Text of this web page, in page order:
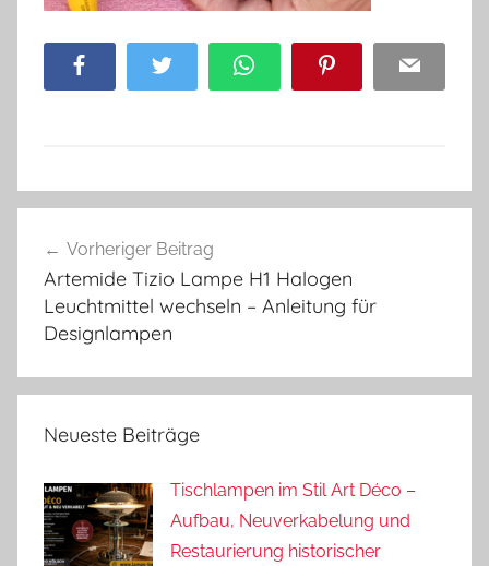
Facebook Twitter WhatsApp Pinterest Email
Vorheriger Beitrag
Artemide Tizio Lampe H1 Halogen
Leuchtmittel wechseln – Anleitung für
Designlampen
Neueste Beiträge
Tischlampen im Stil Art Déco –
Aufbau, Neuverkabelung und
Restaurierung historischer